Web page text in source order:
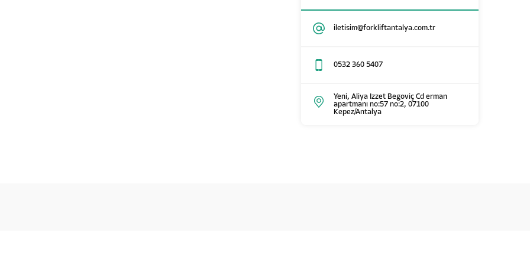
iletisim@forkliftantalya.com.tr
0532 360 5407
Yeni, Aliya Izzet Begoviç Cd erman
apartmanı no:57 no:2, 07100
Kepez/Antalya